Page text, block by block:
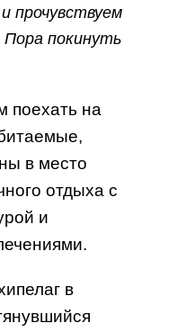
прочувствуем
покинуть
поехать на
в место
отдыха с
и
в